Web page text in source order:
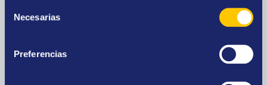
Necesarias
Preferencias